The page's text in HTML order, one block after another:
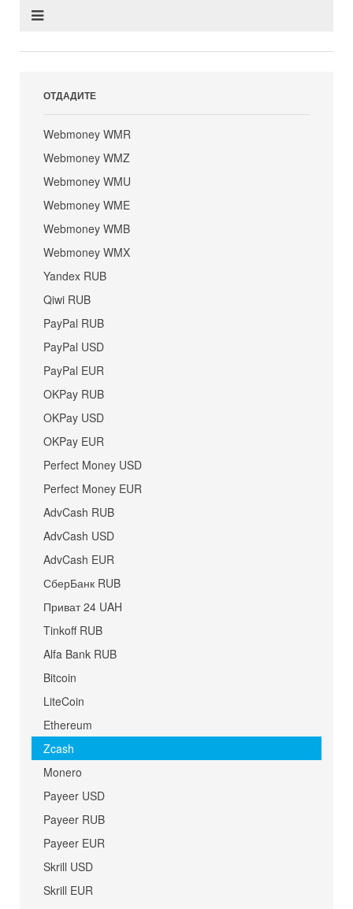
ОТДАДИТЕ
Webmoney WMR
Webmoney WMZ
Webmoney WMU
Webmoney WME
Webmoney WMB
Webmoney WMX
Yandex RUB
Qiwi RUB
PayPal RUB
PayPal USD
PayPal EUR
OKPay RUB
OKPay USD
OKPay EUR
Perfect Money USD
Perfect Money EUR
AdvCash RUB
AdvCash USD
AdvCash EUR
СберБанк RUB
Приват 24 UAH
Tinkoff RUB
Alfa Bank RUB
Bitcoin
LiteCoin
Ethereum
Zcash
Monero
Payeer USD
Payeer RUB
Payeer EUR
Skrill USD
Skrill EUR